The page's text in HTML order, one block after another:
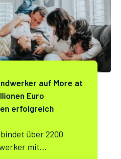
auf More at
Euro
erfolgreich
über 2200
mit